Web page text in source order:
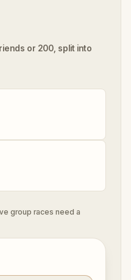
or 200, split into
group races need a